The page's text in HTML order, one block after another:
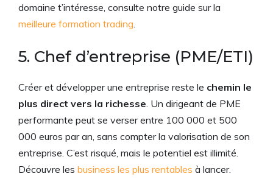
domaine t’intéresse, consulte notre guide sur la
meilleure formation trading
5. Chef d’entreprise (PME/ETI)
Créer et développer une entreprise reste le chemin le
plus direct vers la richesse . Un dirigeant de PME
performante peut se verser entre 100 000 et 500
000 euros par an, sans compter la valorisation de son
entreprise. C’est risqué, mais le potentiel est illimité.
Découvre les business les plus rentables à lancer.